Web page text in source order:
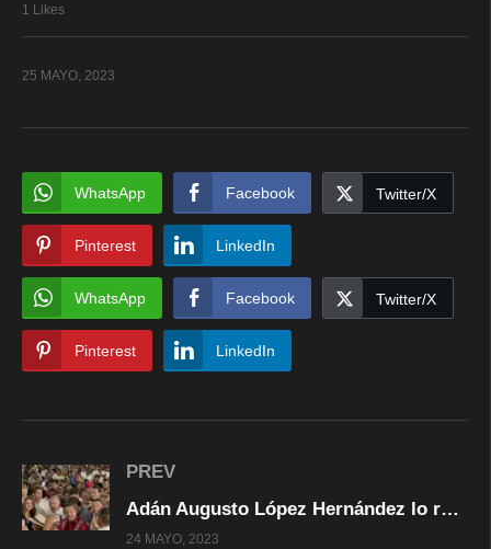
1 Likes
25 MAYO, 2023
WhatsApp Facebook Twitter/X
Pinterest LinkedIn
WhatsApp Facebook Twitter/X
Pinterest LinkedIn
PREV
Adán Augusto López Hernández lo reciben en ciudad Juárez con “Presidente, Presidente”
24 MAYO, 2023